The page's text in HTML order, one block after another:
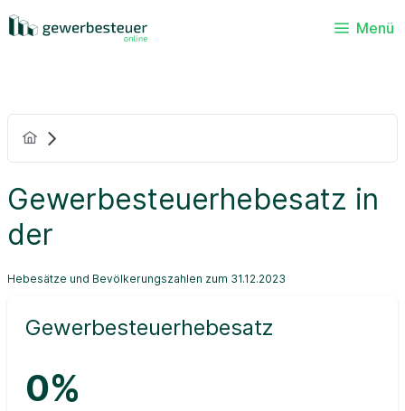
Menü
Gewerbesteuerhebesatz in
der
Hebesätze und Bevölkerungszahlen zum 31.12.2023
Gewerbesteuerhebesatz
0%